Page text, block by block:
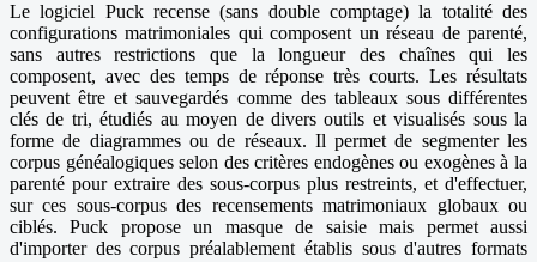
Le logiciel Puck recense (sans double comptage) la totalité des
configurations matrimoniales qui composent un réseau de parenté,
sans autres restrictions que la longueur des chaînes qui les
composent, avec des temps de réponse très courts. Les résultats
peuvent être et sauvegardés comme des tableaux sous différentes
clés de tri, étudiés au moyen de divers outils et visualisés sous la
forme de diagrammes ou de réseaux. Il permet de segmenter les
corpus généalogiques selon des critères endogènes ou exogènes à la
parenté pour extraire des sous-corpus plus restreints, et d'effectuer,
sur ces sous-corpus des recensements matrimoniaux globaux ou
ciblés. Puck propose un masque de saisie mais permet aussi
d'importer des corpus préalablement établis sous d'autres formats